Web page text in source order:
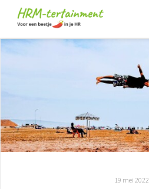
19 mei 2022